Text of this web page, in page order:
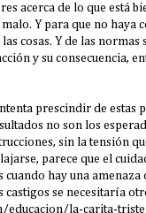
acerca de lo que está
Y para que no haya
cosas. Y de las
y su consecuencia,
prescindir de
no son los
sin la tensión
parece que el
hay una
se necesitaría
educacion/la-carita-